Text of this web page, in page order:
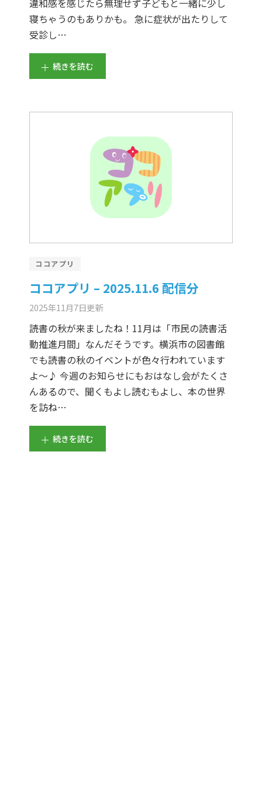
違和感を感じたら無理せず子どもと一緒に少し
寝ちゃうのもありかも。 急に症状が出たりして
受診し…
続きを読む
ココアプリ
ココアプリ – 2025.11.6 配信分
2025年11月7日更新
読書の秋が来ましたね！11月は「市民の読書活
動推進月間」なんだそうです。横浜市の図書館
でも読書の秋のイベントが色々行われています
よ～♪ 今週のお知らせにもおはなし会がたくさ
んあるので、聞くもよし読むもよし、本の世界
を訪ね…
続きを読む